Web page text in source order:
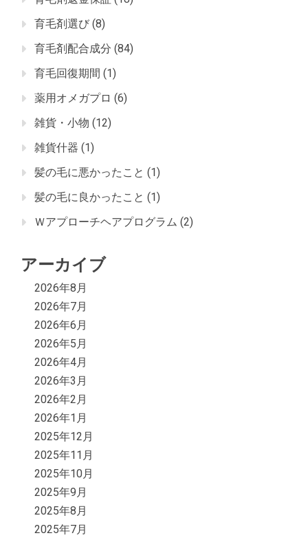
育毛剤選び (8)
育毛剤配合成分 (84)
育毛回復期間 (1)
薬用オメガプロ (6)
雑貨・小物 (12)
雑貨什器 (1)
髪の毛に悪かったこと (1)
髪の毛に良かったこと (1)
Ｗアプローチヘアプログラム (2)
アーカイブ
2026年8月
2026年7月
2026年6月
2026年5月
2026年4月
2026年3月
2026年2月
2026年1月
2025年12月
2025年11月
2025年10月
2025年9月
2025年8月
2025年7月